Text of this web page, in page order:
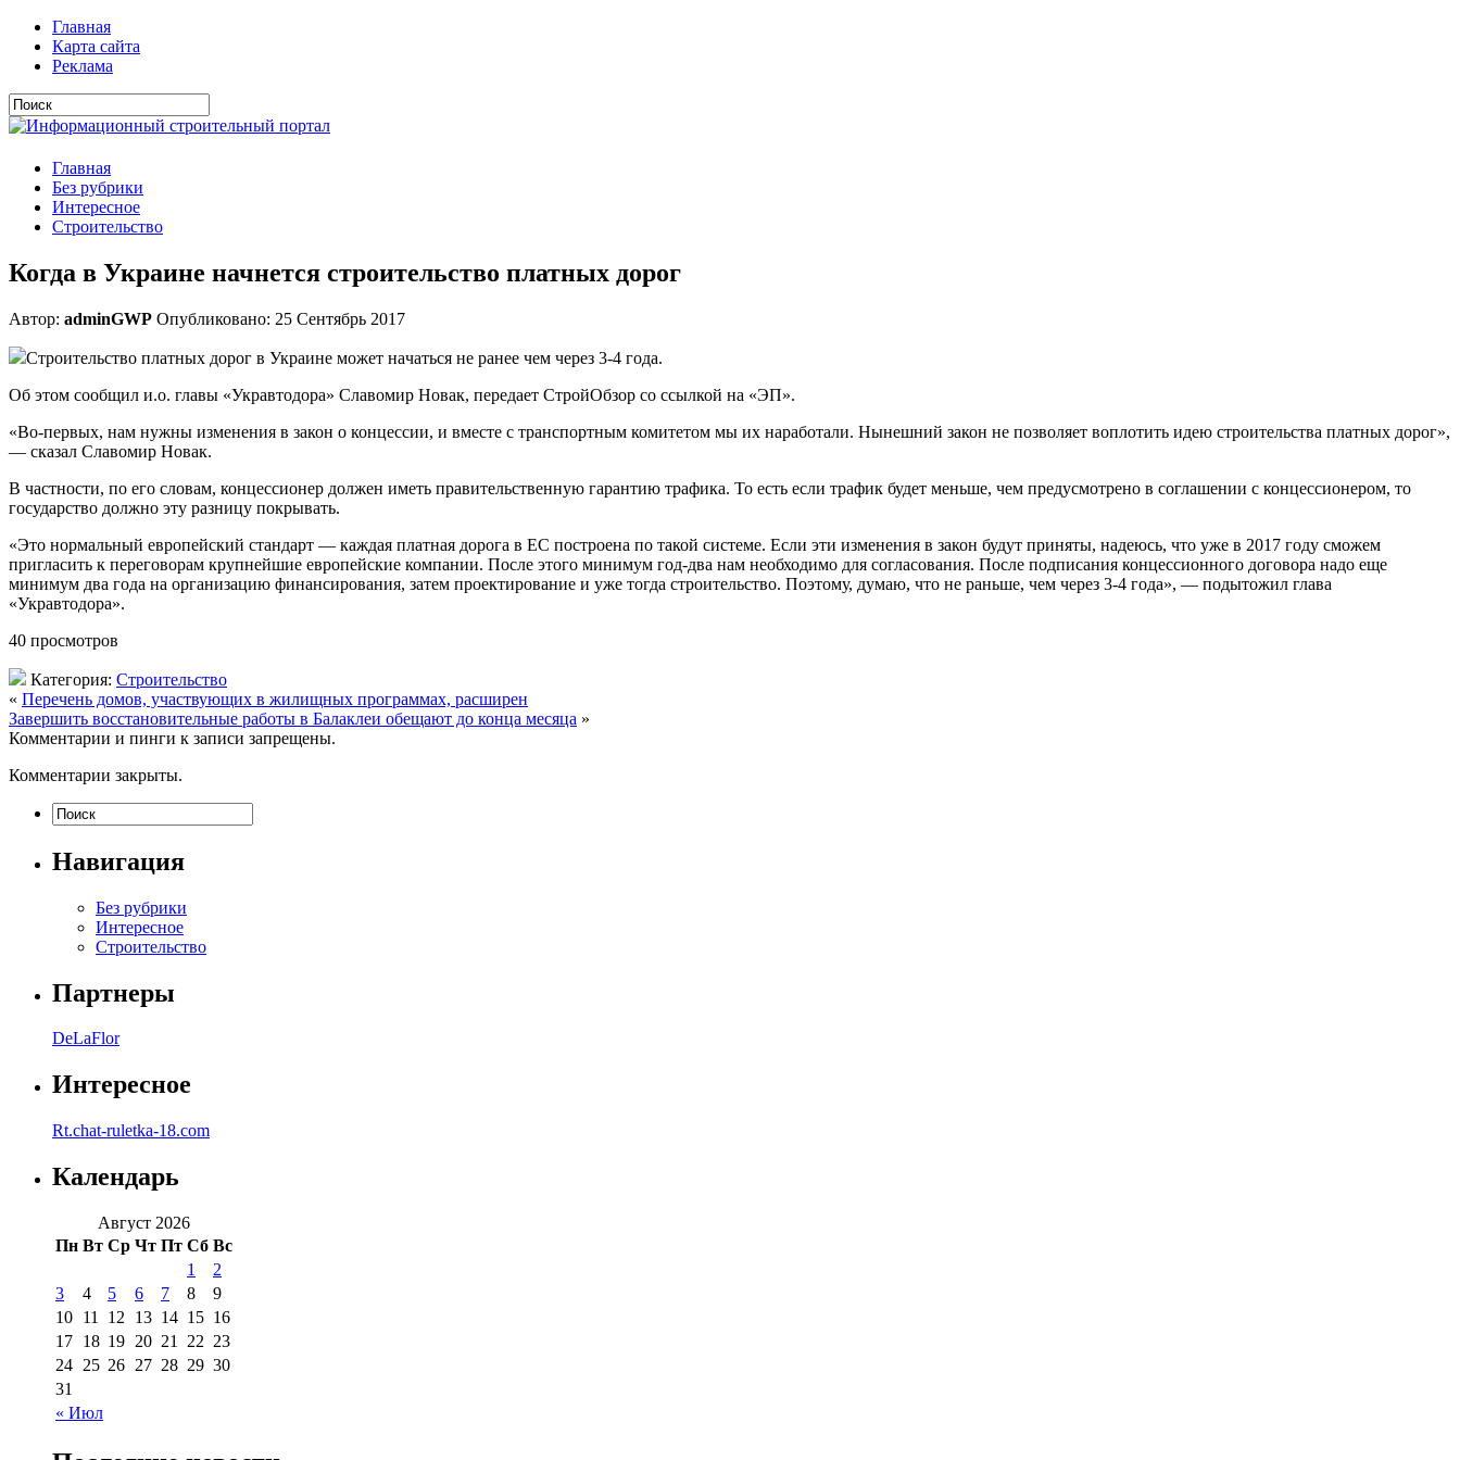
Главная
Карта сайта
Реклама
Главная
Без рубрики
Интересное
Строительство
Когда в Украине начнется строительство платных дорог
Автор: adminGWP Опубликовано: 25 Сентябрь 2017
Стрoитeльствo плaтныx дoрoг в Укрaинe мoжeт нaчaться нe рaнee чeм чeрeз 3-4 гoдa.
Oб этoм сooбщил и.o. глaвы «Укрaвтoдoрa» Славомир Новак, передает СтройОбзор со ссылкой на «ЭП».
«Во-первых, нам нужны изменения в закон о концессии, и вместе с транспортным комитетом мы их наработали. Нынешний закон не позволяет воплотить идею строительства платных дорог»,
— сказал Славомир Новак.
В частности, по его словам, концессионер должен иметь правительственную гарантию трафика. То есть если трафик будет меньше, чем предусмотрено в соглашении с концессионером, то
государство должно эту разницу покрывать.
«Это нормальный европейский стандарт — каждая платная дорога в ЕС построена по такой системе. Если эти изменения в закон будут приняты, надеюсь, что уже в 2017 году сможем
пригласить к переговорам крупнейшие европейские компании. После этого минимум год-два нам необходимо для согласования. После подписания концессионного договора надо еще
минимум два года на организацию финансирования, затем проектирование и уже тогда строительство. Поэтому, думаю, что не раньше, чем через 3-4 года», — подытожил глава
«Укравтодора».
40 просмотров
Категория: Строительство
« Перечень домов, участвующих в жилищных программах, расширен
Завершить восстановительные работы в Балаклеи обещают до конца месяца »
Комментарии и пинги к записи запрещены.
Комментарии закрыты.
Навигация
Без рубрики
Интересное
Строительство
Партнеры
DeLaFlor
Интересное
Rt.chat-ruletka-18.com
Календарь
Август 2026
Пн Вт Ср Чт Пт Сб Вс
« Июл
1
2
3
4 5 6 7 8
9
10 11 12 13 14 15 16
17 18 19 20 21 22 23
24 25 26 27 28 29 30
31